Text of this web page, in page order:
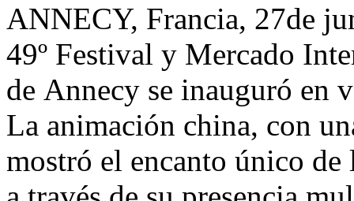
ANNECY, Francia, 27de
49º Festival y Mercado
de Annecy se inauguró en
La animación china, con
mostró el encanto único